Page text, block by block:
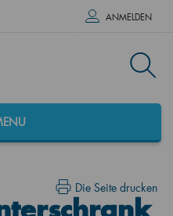
ANMELDEN
Die Seite drucken